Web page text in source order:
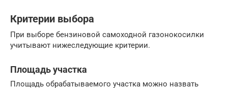
Критерии выбора
При выборе бензиновой самоходной газонокосилки
учитывают нижеследующие критерии.
Площадь участка
Площадь обрабатываемого участка можно назвать